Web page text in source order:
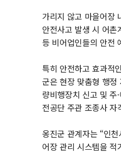
가리지 않고 마을어장
안전사고 발생 시 어
등 비어업인들의 안전
특히 안전하고 효과적
군은 현장 맞춤형 행
량비행장치 신고 및 주
전공단 주관 조종사
옹진군 관계자는 “인
어장 관리 시스템을